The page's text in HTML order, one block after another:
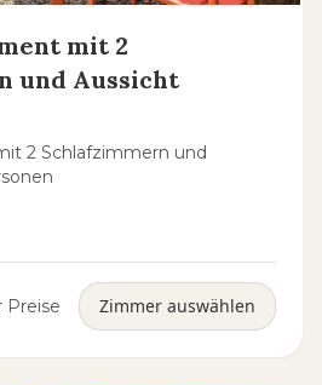
mit 2
und Aussicht
2 Schlafzimmern und
Preise Zimmer auswählen